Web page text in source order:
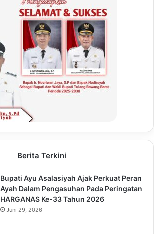
Berita Terkini
Bupati Ayu Asalasiyah Ajak Perkuat Peran
Ayah Dalam Pengasuhan Pada Peringatan
HARGANAS Ke-33 Tahun 2026
Juni 29, 2026